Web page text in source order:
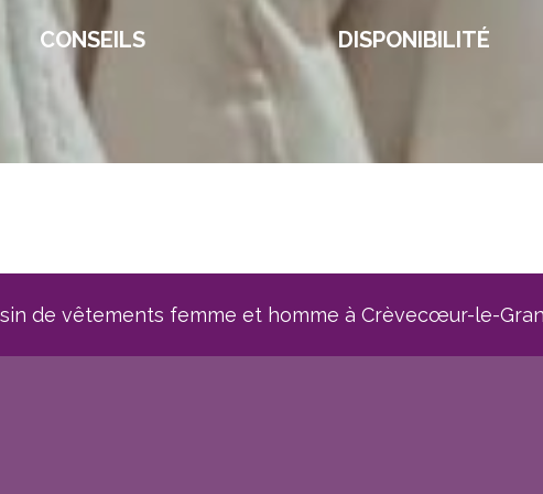
CONSEILS DISPONIBILITÉ
de vêtements femme et homme à Crèvecœur-le-